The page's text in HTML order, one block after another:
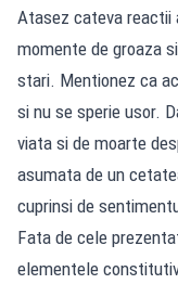
Atasez cateva reactii
momente de groaza
stari. Mentionez ca
si nu se sperie usor.
viata si de moarte
asumata de un
cuprinsi de
Fata de cele
elementele